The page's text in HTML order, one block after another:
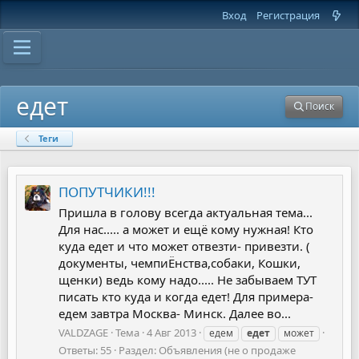
Вход Регистрация
едет Поиск
Теги
ПОПУТЧИКИ!!!
Пришла в голову всегда актуальная тема...
Для нас..... а может и ещё кому нужная! Кто
куда едет и что может отвезти- привезти. (
документы, чемпиЁнства,собаки, Кошки,
щенки) ведь кому надо..... Не забываем ТУТ
писать кто куда и когда едет! Для примера-
едем завтра Москва- Минск. Далее во...
VALDZAGE Тема 4 Авг 2013 едем едет может
Ответы: 55 Раздел: Объявления (не о продаже